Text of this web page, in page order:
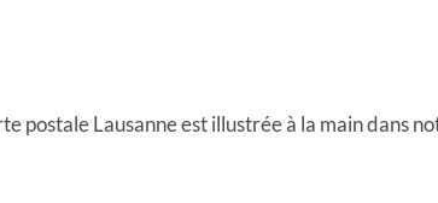
postale Lausanne est illustrée à la main dans